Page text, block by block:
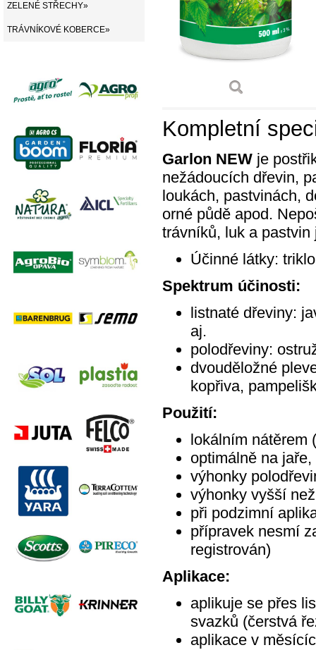
ZELENÉ STŘECHY»
TRÁVNÍKOVÉ KOBERCE»
Kompletní
Garlon NEW je
nežádoucích dřevin,
loukách, pastvinách,
orné půdě apod.
trávníků, luk a
Účinné látky:
Spektrum účinosti:
listnaté dřeviny:
aj.
polodřeviny:
dvouděložné
kopřiva,
Použití:
lokálním nátěrem
optimálně na
výhonky
výhonky vyšší
při podzimní
přípravek nesmí
registrován)
Aplikace:
aplikuje se přes
svazků (čerstvá
aplikace v